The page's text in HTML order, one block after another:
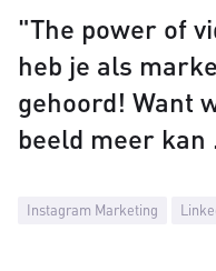
Instagram Marketing
"The power of
heb je als
gehoord! Want
beeld meer kan